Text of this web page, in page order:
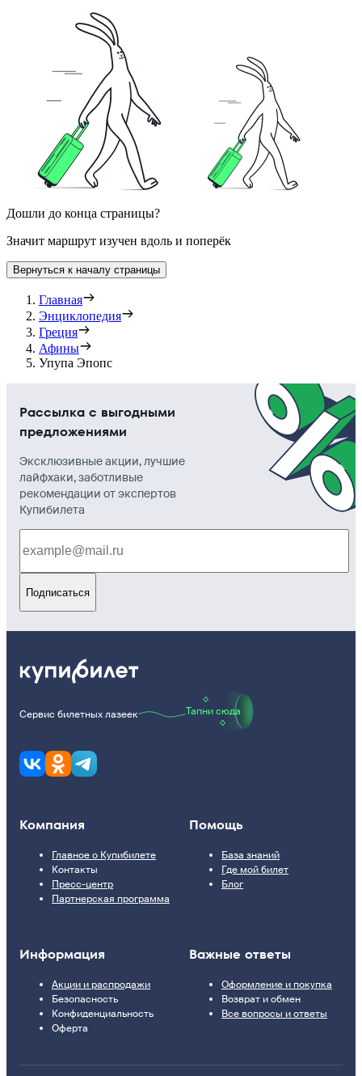
Дошли до конца страницы?
Значит маршрут изучен вдоль и поперёк
Вернуться к началу страницы
Главная
Энциклопедия
Греция
Афины
Упупа Эпопс
Рассылка с выгодными
предложениями
Эксклюзивные акции, лучшие
лайфхаки, заботливые
рекомендации от экспертов
Купибилета
Подписаться
Сервис билетных лазеек Тапни сюда
Компания
Главное о Купибилете
Контакты
Пресс-центр
Партнерская программа
Помощь
База знаний
Где мой билет
Блог
Информация
Акции и распродажи
Безопасность
Конфиденциальность
Оферта
Важные ответы
Оформление и покупка
Возврат и обмен
Все вопросы и ответы